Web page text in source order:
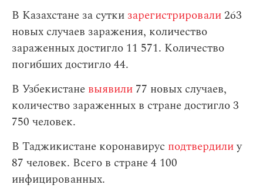
В Казахстане за сутки зарегистрировали263
новых случаев заражения, количество
зараженных достигло 11 571. Количество
погибших достигло 44.
В Узбекистане выявили 77 новых случаев,
количество зараженных в стране достигло 3
750 человек.
В Таджикистане коронавирус подтвердилиу
87 человек. Всего в стране 4 100
инфицированных.